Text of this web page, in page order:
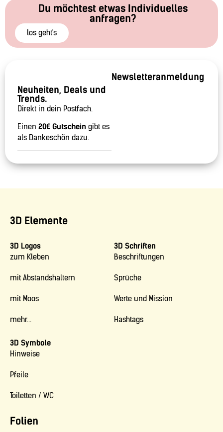
Du möchtest etwas Individuelles
anfragen?
los geht's
Neuheiten, Deals und
Trends.
Direkt in dein Postfach.
Einen 20€ Gutschein gibt es
als Dankeschön dazu.
Newsletteranmeldung
3D Elemente
Folien
3D Logos
zum Kleben
mit Abstandshaltern
mit Moos
mehr...
3D Schriften
Beschriftungen
Sprüche
Werte und Mission
Hashtags
3D Symbole
Hinweise
Pfeile
Toiletten / WC